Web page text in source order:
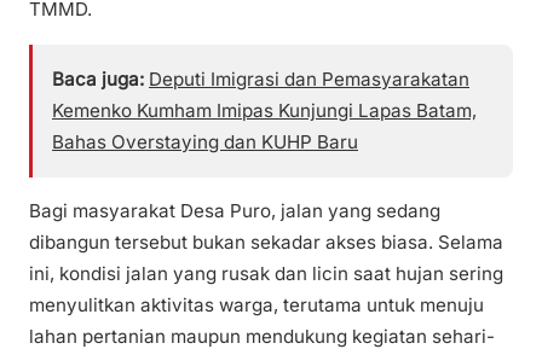
TMMD.
Baca juga: Deputi Imigrasi dan Pemasyarakatan
Kemenko Kumham Imipas Kunjungi Lapas Batam,
Bahas Overstaying dan KUHP Baru
Bagi masyarakat Desa Puro, jalan yang sedang
dibangun tersebut bukan sekadar akses biasa. Selama
ini, kondisi jalan yang rusak dan licin saat hujan sering
menyulitkan aktivitas warga, terutama untuk menuju
lahan pertanian maupun mendukung kegiatan sehari-